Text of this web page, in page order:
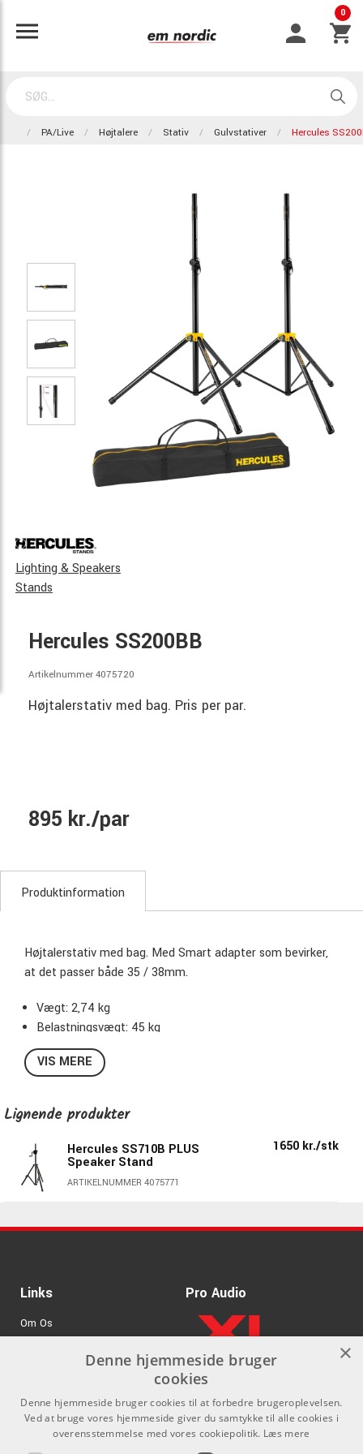
0
PA/Live Højtalere Stativ Gulvstativer Hercules
Lighting & Speakers
Stands
Hercules SS200BB
Artikelnummer 4075720
Højtalerstativ med bag. Pris per par.
895 kr./par
Produktinformation
Højtalerstativ med bag. Med Smart adapter som bevirker,
at det passer både 35 / 38mm.
Vægt: 2,74 kg
Belastningsvægt: 45 kg
Pris per par.
VIS MERE
Lignende produkter
Hercules SS710B PLUS
Speaker Stand
ARTIKELNUMMER 4075771
1650 kr./stk
Links
Om Os
GDPR & Cookies
Pro Audio
.
×
Denne hjemmeside bruger
cookies
Denne hjemmeside bruger cookies til at forbedre brugeroplevelsen.
Ved at bruge vores hjemmeside giver du samtykke til alle cookies i
overensstemmelse med vores cookiepolitik. Læs mere